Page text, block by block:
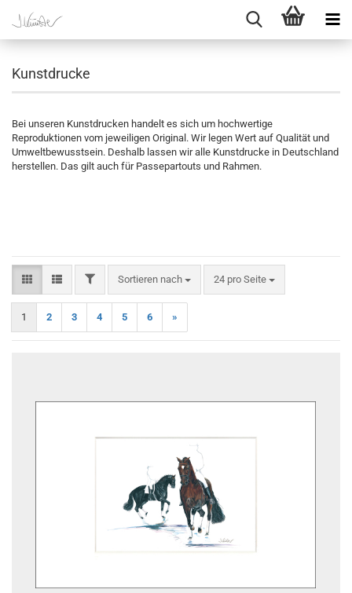
Kunstdrucke
Bei unseren Kunstdrucken handelt es sich um hochwertige
Reproduktionen vom jeweiligen Original. Wir legen Wert auf Qualität und
Umweltbewusstsein. Deshalb lassen wir alle Kunstdrucke in Deutschland
herstellen. Das gilt auch für Passepartouts und Rahmen.
FILTERSortieren nach
Sortieren nach 24 pro Seite
pro Seite
1 2 3 4 5 6 »